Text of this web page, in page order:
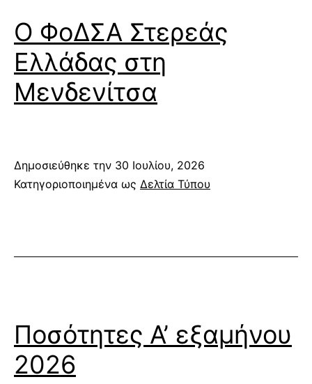
Ο ΦοΔΣΑ Στερεάς
Ελλάδας στη
Μενδενίτσα
Δημοσιεύθηκε την 30 Ιουλίου, 2026
Κατηγοριοποιημένα ως Δελτία Τύπου
Ποσότητες Α’ εξαμήνου
2026